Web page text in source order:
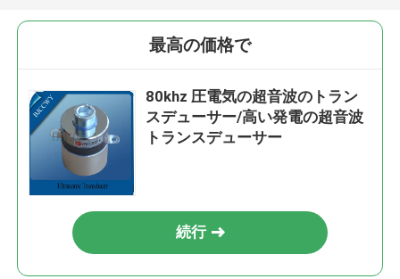
最高の価格で
80khz 圧電気の超音波のトラン
スデューサー/高い発電の超音波
トランスデューサー
続行